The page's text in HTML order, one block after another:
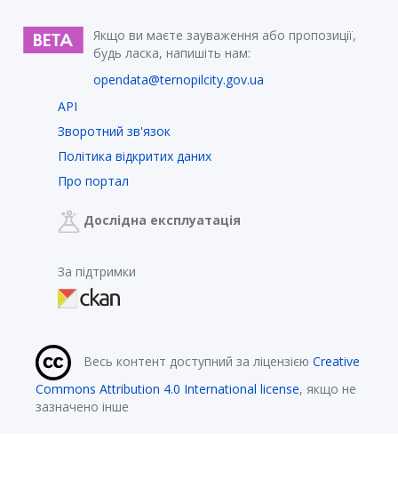
Якщо ви маєте зауваження або пропозиції,
будь ласка, напишіть нам:
opendata@ternopilcity.gov.ua
API
Зворотний зв'язок
Політика відкритих даних
Про портал
Дослідна експлуатація
За підтримки
Весь контент доступний за ліцензією Creative
Commons Attribution 4.0 International license, якщо не
зазначено інше